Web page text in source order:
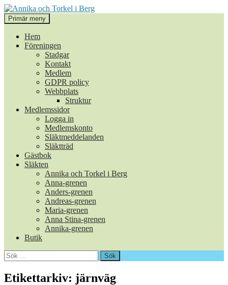
Hoppa
till
innehåll
Annika och Torkel i Berg
Sök
Primär meny
Hem
Föreningen
Stadgar
Kontakt
Medlem
GDPR policy
Webbplats
Struktur
Medlemssidor
Logga in
Medlemskonto
Släktmeddelanden
Släktträd
Gästbok
Släkten
Annika och Torkel i Berg
Anna-grenen
Anders-grenen
Andreas-grenen
Maria-grenen
Anna Stina-grenen
Annika-grenen
Butik
Sök
efter:
Etikettarkiv: järnväg